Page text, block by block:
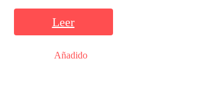
Leer
Añadido